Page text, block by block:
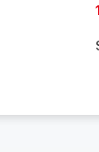
1